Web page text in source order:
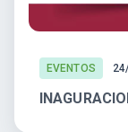
EVENTOS